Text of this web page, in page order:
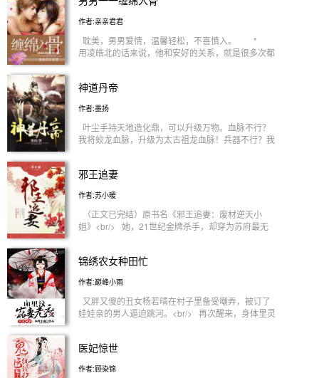
有400万字畅销火书正在连载！<br/>
作者:亲亲君君
耽美，男男爱情，温馨轻松，不喜慎入。 *
用凌皓北的话来说，他和安好的关系，就是很多次都
算有了改变。 * 在凌皓北看来，小青一无是
摆臀，说话唯唯诺诺，眼睛看过来，都带着勾人的味
道。 但两个人的关系，怎么就越来越纠缠不清了
呢？ 特别是——在床上。 * 安好也没想
虐。 真的——很丢脸。* 凌皓北：看你这么
人，知道吗？ 凌青：如果可以，我不想要你这份
施舍的爱情。 安好：岁月静好，现世安稳。我的
爱情，有了，就是一辈子。 叶宋：一辈子很长，
足够让我们慢慢嘿咻嘿咻。一辈子很短，缠着缠着就
我一眼？ 楚翰：到最后，我才发现，其实我一无
所有。<br/>
神道丹帝
作者:墨扬
叶尘手持天地造化鼎，可以升级万物。血脉不行？
我将蛟龙血脉，升级为太古祖龙血脉！兵器不行？我
阴阳轮回。生死看淡，不服就干！
邪王追妻
作者:苏小暖
（正文已完结）原书名《邪王追妻：废材逆天小
姐》<br/> 她，21世纪金牌杀手，却穿为苏府最无
欺压凌辱，唯独他慧眼识珠对她强势霸道纠缠誓死不
与被追逐的好戏。<br/>
锦绣农女种田忙
作者:巅峰小雨
又胖又傻的丑女杨若晴在村子里备受嘲弄，被订了
娃娃亲的男人逼迫跳河。<br/> 再次醒来，身体里灵
<br/> 在努力种田的同时，她治好暗伤，身材变好，
弃，宠溺无度，比手无缚鸡之力的书生好多了，岂料
医妃惊世
作者:顾染锦